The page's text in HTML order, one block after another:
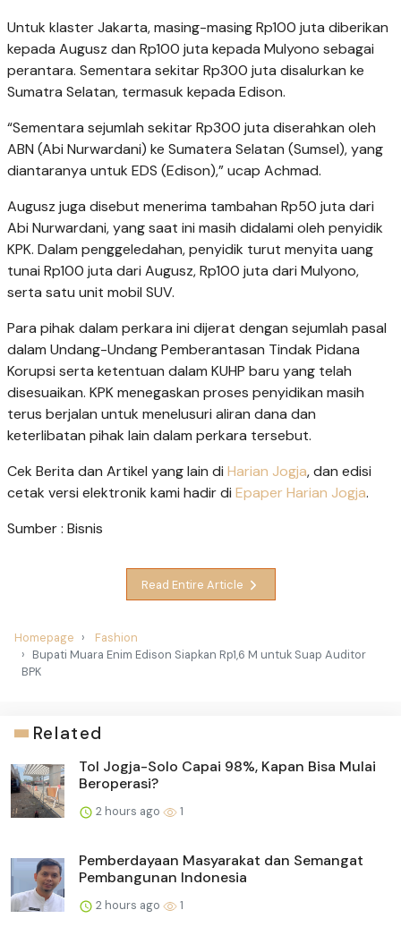
Untuk klaster Jakarta, masing-masing Rp100 juta diberikan
kepada Augusz dan Rp100 juta kepada Mulyono sebagai
perantara. Sementara sekitar Rp300 juta disalurkan ke
Sumatra Selatan, termasuk kepada Edison.
“Sementara sejumlah sekitar Rp300 juta diserahkan oleh
ABN (Abi Nurwardani) ke Sumatera Selatan (Sumsel), yang
diantaranya untuk EDS (Edison),” ucap Achmad.
Augusz juga disebut menerima tambahan Rp50 juta dari
Abi Nurwardani, yang saat ini masih didalami oleh penyidik
KPK. Dalam penggeledahan, penyidik turut menyita uang
tunai Rp100 juta dari Augusz, Rp100 juta dari Mulyono,
serta satu unit mobil SUV.
Para pihak dalam perkara ini dijerat dengan sejumlah pasal
dalam Undang-Undang Pemberantasan Tindak Pidana
Korupsi serta ketentuan dalam KUHP baru yang telah
disesuaikan. KPK menegaskan proses penyidikan masih
terus berjalan untuk menelusuri aliran dana dan
keterlibatan pihak lain dalam perkara tersebut.
Cek Berita dan Artikel yang lain di Harian Jogja, dan edisi
cetak versi elektronik kami hadir di Epaper Harian Jogja.
Sumber : Bisnis
Read Entire Article
Homepage
Fashion
Bupati Muara Enim Edison Siapkan Rp1,6 M untuk Suap Auditor
BPK
Related
Tol Jogja-Solo Capai 98%, Kapan Bisa Mulai
Beroperasi?
2 hours ago 1
Pemberdayaan Masyarakat dan Semangat
Pembangunan Indonesia
2 hours ago 1